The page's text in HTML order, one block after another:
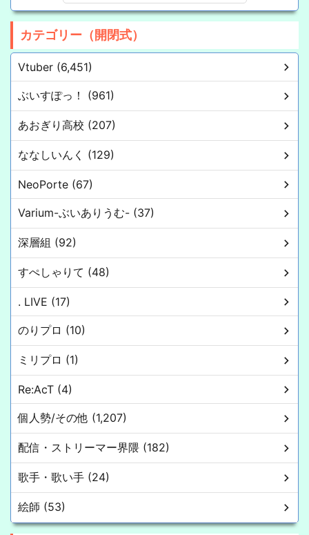
カテゴリー（開閉式）
Vtuber (6,451)
ぶいすぽっ！ (961)
あおぎり高校 (207)
ななしいんく (129)
NeoPorte (67)
Varium-ぶいありうむ- (37)
深層組 (92)
すぺしゃりて (48)
. LIVE (17)
のりプロ (10)
ミリプロ (1)
Re:AcT (4)
個人勢/その他 (1,207)
配信・ストリーマー界隈 (182)
歌手・歌い手 (24)
絵師 (53)